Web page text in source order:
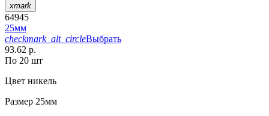
xmark
64945
25мм
checkmark_alt_circleВыбрать
93.62 р.
По 20 шт
Цвет никель
Размер 25мм